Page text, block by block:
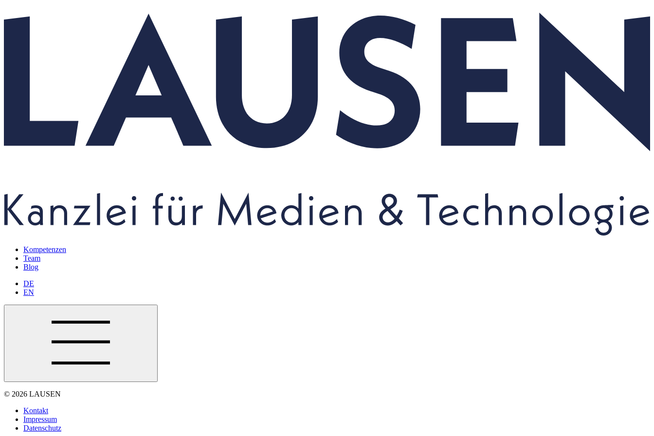
Kompetenzen
Team
Blog
DE
EN
© 2026 LAUSEN
Kontakt
Impressum
Datenschutz